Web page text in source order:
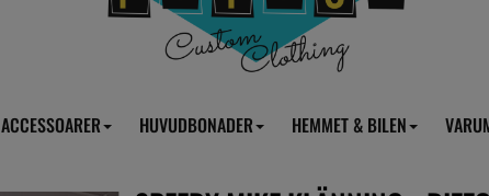
ACCESSOARER HUVUDBONADER HEMMET & BILEN